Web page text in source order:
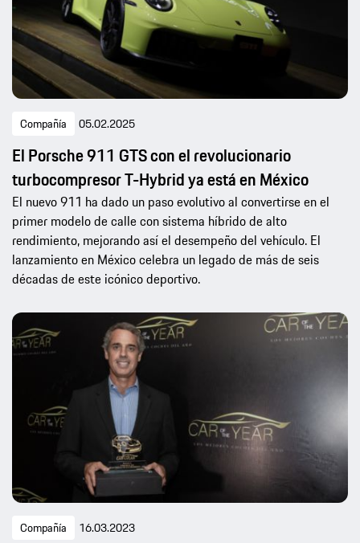
Compañía 05.02.2025
El Porsche 911 GTS con el revolucionario
turbocompresor T-Hybrid ya está en México
El nuevo 911 ha dado un paso evolutivo al convertirse en el
primer modelo de calle con sistema híbrido de alto
rendimiento, mejorando así el desempeño del vehículo. El
lanzamiento en México celebra un legado de más de seis
décadas de este icónico deportivo.
Compañía 16.03.2023